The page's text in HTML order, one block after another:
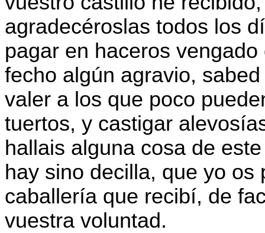
agradecéroslas todos los
pagar en haceros
fecho algún agravio,
valer a los que poco
tuertos, y castigar
hallais alguna cosa de
hay sino decilla, que yo os
caballería que recibí, de
vuestra voluntad.